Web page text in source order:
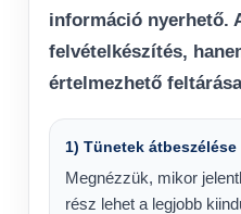
információ nyerhető.
felvételkészítés,
értelmezhető
1) Tünetek átbeszélése
Megnézzük, mikor
rész lehet a legjobb